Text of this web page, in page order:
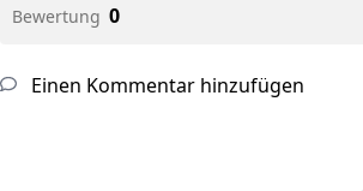
Bewertung 0
Einen Kommentar hinzufügen